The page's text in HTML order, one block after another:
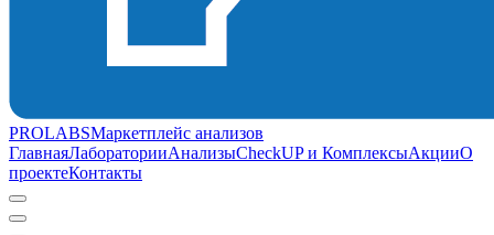
PROLABSМаркетплейс анализов
ГлавнаяЛабораторииАнализыCheckUP и КомплексыАкцииО
проектеКонтакты